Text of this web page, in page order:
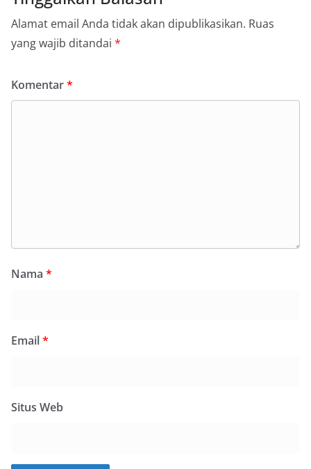
Alamat email Anda tidak akan dipublikasikan. Ruas
yang wajib ditandai *
Komentar*
Nama *
Email*
Situs Web